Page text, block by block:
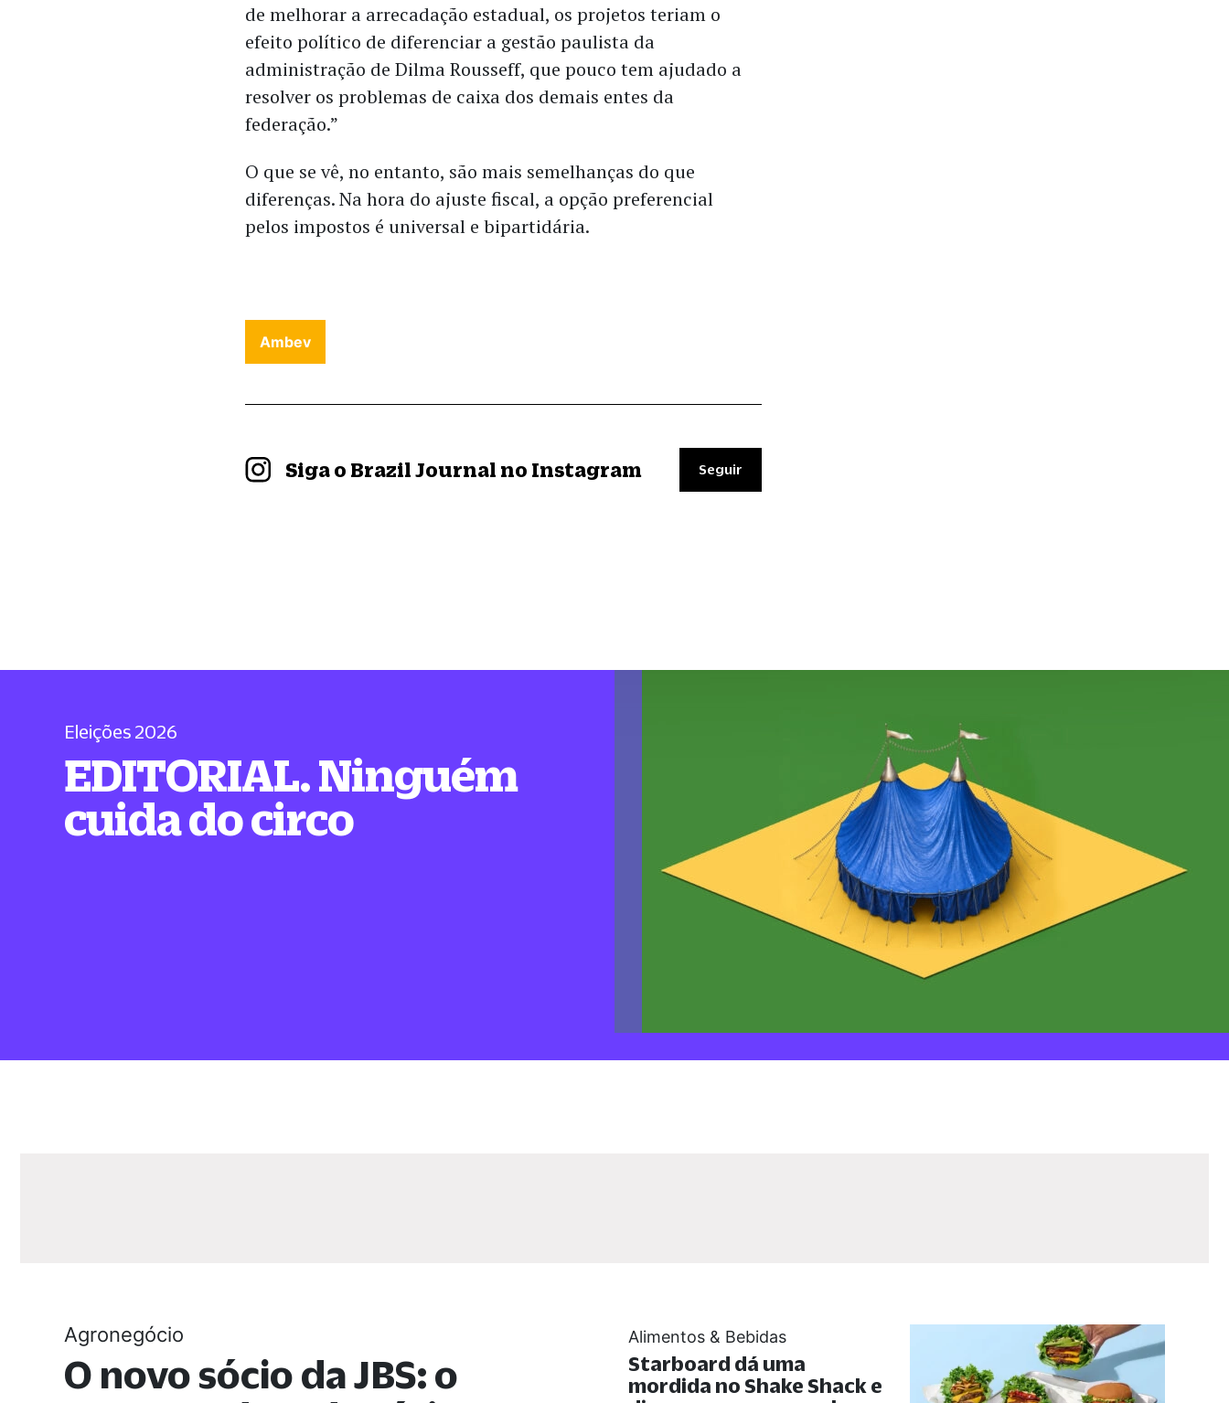
de melhorar a arrecadação estadual, os projetos teriam o
efeito político de diferenciar a gestão paulista da
administração de Dilma Rousseff, que pouco tem ajudado a
resolver os problemas de caixa dos demais entes da
federação.”
O que se vê, no entanto, são mais semelhanças do que
diferenças. Na hora do ajuste fiscal, a opção preferencial
pelos impostos é universal e bipartidária.
Ambev
Siga o Brazil Journal no Instagram Seguir
Eleições 2026
EDITORIAL. Ninguém
cuida do circo
Agronegócio
O novo sócio da JBS: o
Alimentos & Bebidas
Starboard dá uma
mordida no Shake Shack e